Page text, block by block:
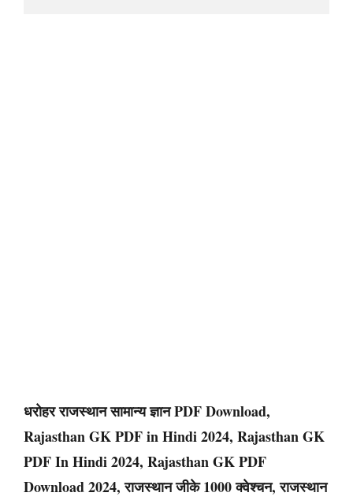
धरोहर राजस्थान सामान्य ज्ञान PDF Download,
Rajasthan GK PDF in Hindi 2024, Rajasthan GK
PDF In Hindi 2024, Rajasthan GK PDF
Download 2024, राजस्थान जीके 1000 क्वेश्चन, राजस्थान